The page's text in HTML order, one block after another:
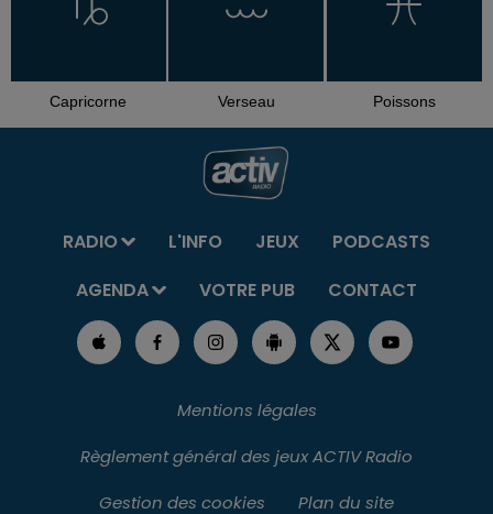
Capricorne Verseau Poissons
RADIO L'INFO JEUX
PODCASTS
AGENDA
VOTRE PUB CONTACT
Mentions légales
Règlement général des jeux ACTIV Radio
Gestion des cookies
Plan du site